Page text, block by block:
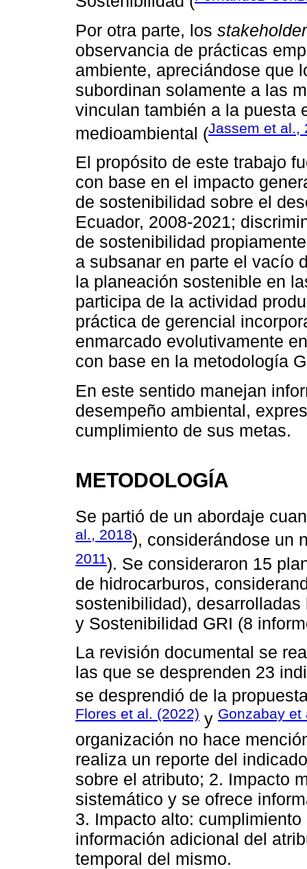
Por otra parte, los
observancia de prácticas
ambiente, apreciándose que
subordinan solamente a las
vinculan también a la puesta
medioambiental (Jassem et al.,
El propósito de este trabajo
con base en el impacto
de sostenibilidad sobre el
Ecuador, 2008-2021;
de sostenibilidad
a subsanar en parte el vacío
la planeación sostenible en
participa de la actividad
práctica de gerencial
enmarcado evolutivamente
con base en la metodología
En este sentido manejan
desempeño ambiental,
cumplimiento de sus metas.
METODOLOGÍA
Se partió de un abordaje
al., 2018), considerándose un
2011). Se consideraron 15
de hidrocarburos,
sostenibilidad),
y Sostenibilidad GRI (8
La revisión documental se
las que se desprenden 23
se desprendió de la
Flores et al. (2022) y Gonzabay et
organización no hace
realiza un reporte del
sobre el atributo; 2. Impacto
sistemático y se ofrece
3. Impacto alto:
información adicional del
temporal del mismo.